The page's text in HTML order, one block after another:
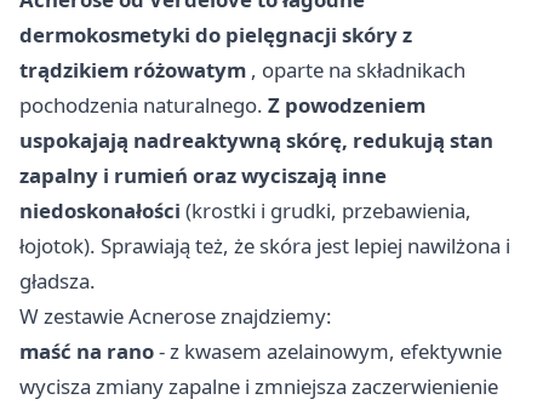
dermokosmetyki do pielęgnacji skóry z
trądzikiem różowatym , oparte na składnikach
pochodzenia naturalnego. Z powodzeniem
uspokajają nadreaktywną skórę, redukują stan
zapalny i rumień oraz wyciszają inne
niedoskonałości (krostki i grudki, przebawienia,
łojotok). Sprawiają też, że skóra jest lepiej nawilżona i
gładsza.
W zestawie Acnerose znajdziemy:
maść na rano- z kwasem azelainowym, efektywnie
wycisza zmiany zapalne i zmniejsza zaczerwienienie